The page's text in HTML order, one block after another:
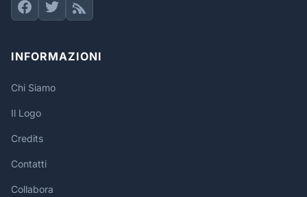
INFORMAZIONI
Chi Siamo
Il Logo
Credits
Contatti
Collabora